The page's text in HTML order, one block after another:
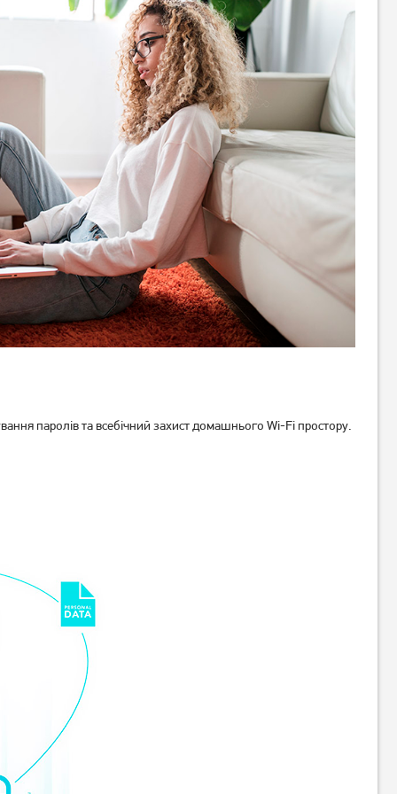
паролів та всебічний захист домашнього Wi-Fi простору.